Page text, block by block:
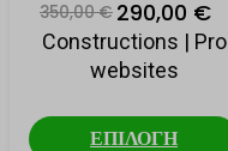
350,00 € 290,00 €
Constructions | Pro
websites
ΕΠΙΛΟΓΗ